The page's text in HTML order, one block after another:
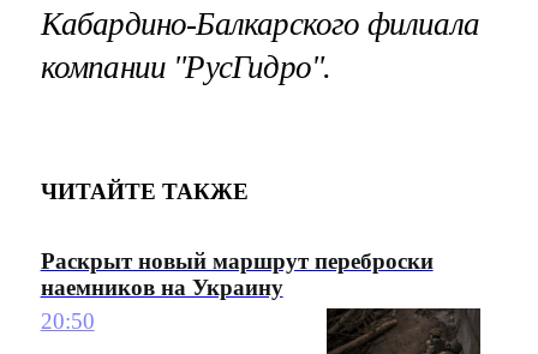
Кабардино-Балкарского филиала
компании "РусГидро".
ЧИТАЙТЕ ТАКЖЕ
Раскрыт новый маршрут переброски
наемников на Украину
20:50